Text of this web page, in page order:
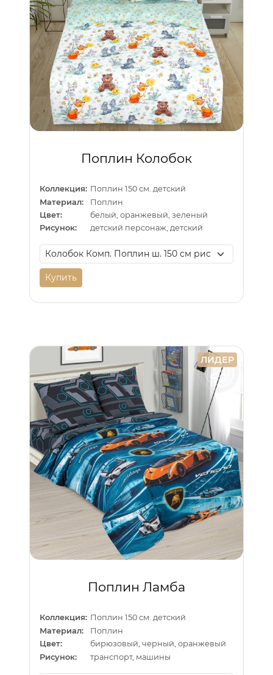
Поплин Колобок
Коллекция: Поплин 150 см. детский
Материал:
Поплин
Цвет:
белый, оранжевый, зеленый
Рисунок:
детский персонаж, детский
Купить
ЛИДЕР
Поплин Ламба
Коллекция: Поплин 150 см. детский
Материал:
Поплин
Цвет:
бирюзовый, черный, оранжевый
Рисунок:
транспорт, машины